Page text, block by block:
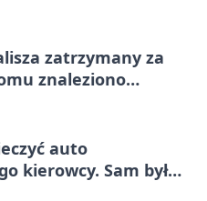
zatrzymany za
znaleziono
auto
kierowcy. Sam był